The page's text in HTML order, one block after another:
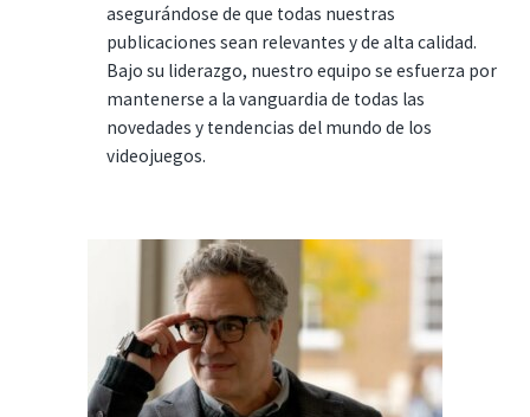
asegurándose de que todas nuestras
publicaciones sean relevantes y de alta calidad.
Bajo su liderazgo, nuestro equipo se esfuerza por
mantenerse a la vanguardia de todas las
novedades y tendencias del mundo de los
videojuegos.